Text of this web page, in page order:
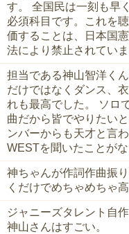
す。 全国民は一刻も早
必須科目です。これを
価することは、日本国
法により禁止されていま
担当である神山智洋く
だけではなくダンス、
れも最高でした。 ソロ
曲だから皆でやりたい
ンバーからも天才と言
WESTを聞いたことが
神ちゃんが作詞作曲振
くだけでめちゃめちゃ高
ジャニーズタレント自
神山さんはすごい。